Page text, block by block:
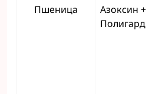
Пшеница
Азоксин +
Полигард